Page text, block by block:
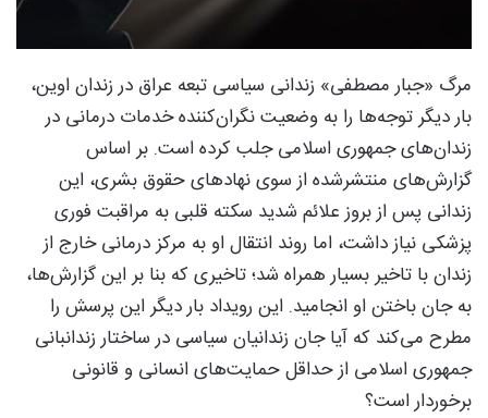
مرگ «جبار مصطفی» زندانی سیاسی تبعه عراق در زندان اوین،
بار دیگر توجه‌ها را به وضعیت نگران‌کننده خدمات درمانی در
زندان‌های جمهوری اسلامی جلب کرده است. بر اساس
گزارش‌های منتشرشده از سوی نهادهای حقوق بشری، این
زندانی پس از بروز علائم شدید سکته قلبی به مراقبت فوری
پزشکی نیاز داشت، اما روند انتقال او به مرکز درمانی خارج از
زندان با تاخیر بسیار همراه شد؛ تاخیری که بنا بر این گزارش‌ها،
به جان باختن او انجامید. این رویداد بار دیگر این پرسش را
مطرح می‌کند که آیا جان زندانیان سیاسی در ساختار زندانبانی
جمهوری اسلامی از حداقل حمایت‌های انسانی و قانونی
برخوردار است؟